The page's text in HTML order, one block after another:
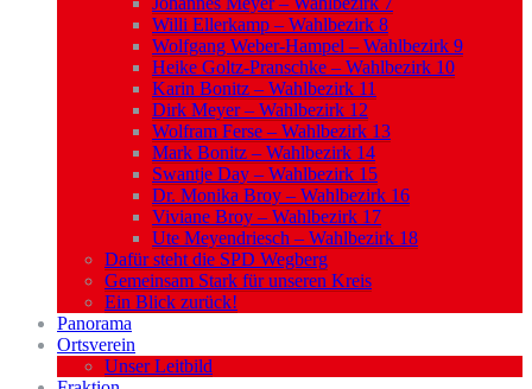
Willi Ellerkamp – Wahlbezirk 8
Wolfgang Weber-Hampel – Wahlbezirk 9
Heike Goltz-Pranschke – Wahlbezirk 10
Karin Bonitz – Wahlbezirk 11
Dirk Meyer – Wahlbezirk 12
Wolfram Ferse – Wahlbezirk 13
Mark Bonitz – Wahlbezirk 14
Swantje Day – Wahlbezirk 15
Dr. Monika Broy – Wahlbezirk 16
Viviane Broy – Wahlbezirk 17
Ute Meyendriesch – Wahlbezirk 18
Dafür steht die SPD Wegberg
Gemeinsam Stark für unseren Kreis
Ein Blick zurück!
Panorama
Ortsverein
Unser Leitbild